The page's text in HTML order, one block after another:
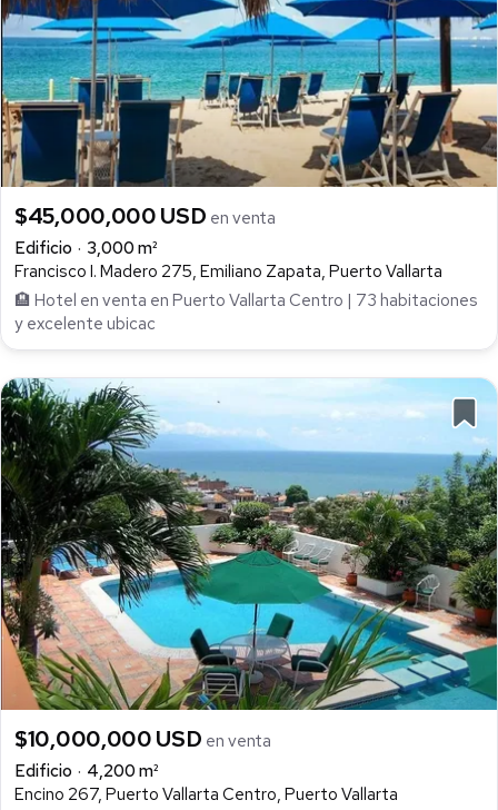
$45,000,000 USD en venta
Edificio
3,000 m²
Francisco I. Madero 275, Emiliano Zapata, Puerto Vallarta
🏨 Hotel en venta en Puerto Vallarta Centro | 73 habitaciones
y excelente ubicac
$10,000,000 USD en venta
Edificio
4,200 m²
Encino 267, Puerto Vallarta Centro, Puerto Vallarta